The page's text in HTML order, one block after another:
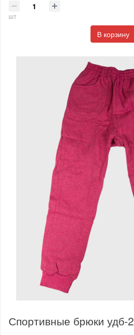
шт
В корзину
Спортивные брюки удб-2